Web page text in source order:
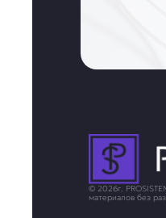
© 2026г.
материалов без